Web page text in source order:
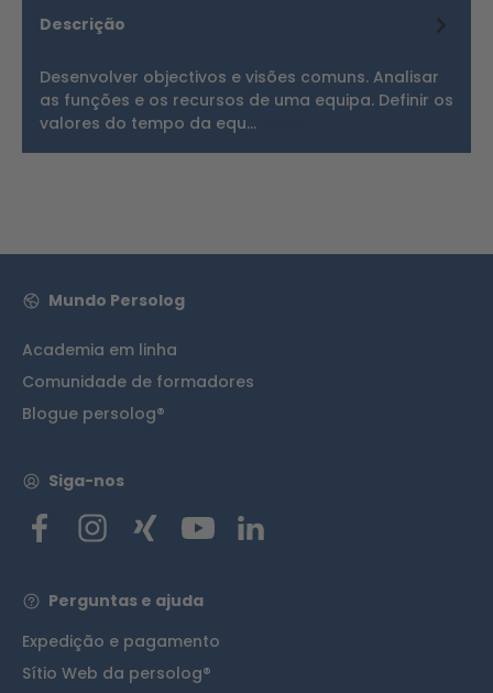
Descrição
Desenvolver objectivos e visões comuns. Analisar
as funções e os recursos de uma equipa. Definir os
valores do tempo da equ…
Mundo Persolog
Academia em linha
Comunidade de formadores
Blogue persolog®
Siga-nos
Perguntas e ajuda
Expedição e pagamento
Sítio Web da persolog®